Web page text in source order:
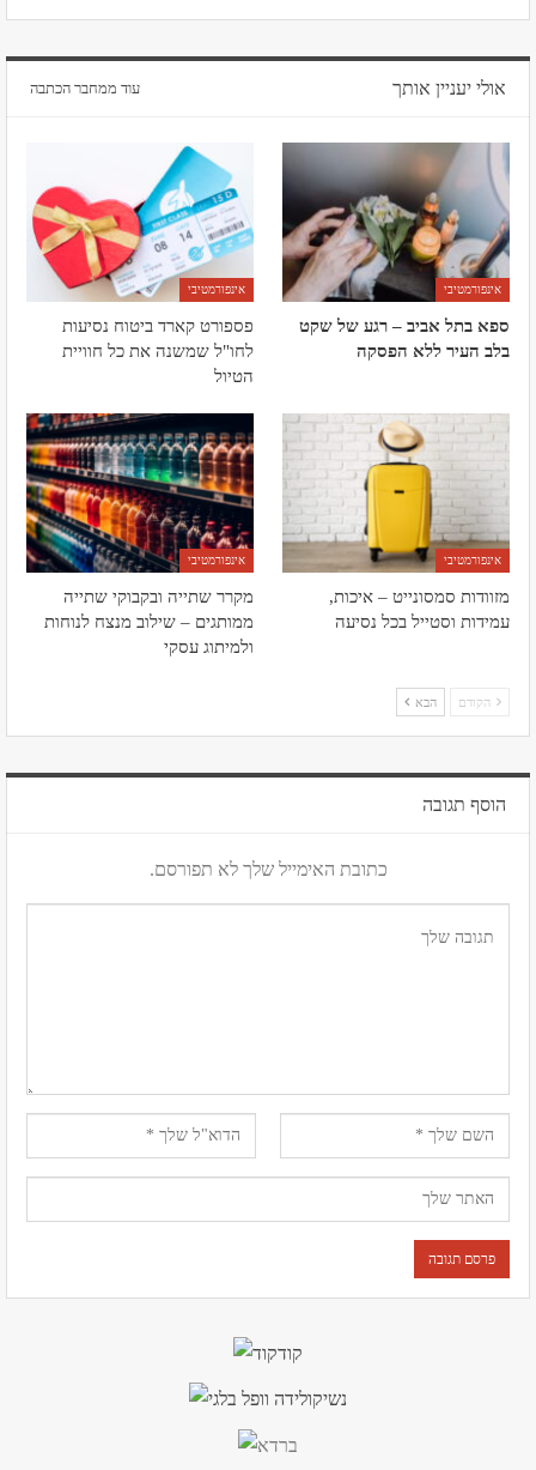
אולי יעניין אותך עוד ממחבר הכתבה
אינפורמטיבי
ספא בתל אביב – רגע של שקט
בלב העיר ללא הפסקה
אינפורמטיבי
פספורט קארד ביטוח נסיעות
לחו"ל שמשנה את כל חוויית
הטיול
אינפורמטיבי
מזוודות סמסונייט – איכות,
עמידות וסטייל בכל נסיעה
אינפורמטיבי
מקרר שתייה ובקבוקי שתייה
ממותגים – שילוב מנצח לנוחות
ולמיתוג עסקי
הקודם הבא
הוסף תגובה
כתובת האימייל שלך לא תפורסם.